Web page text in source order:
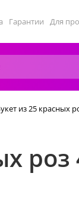
Гарантии Для
из 25 красных
роз